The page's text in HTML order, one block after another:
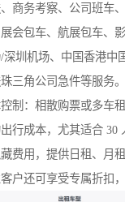
商务考察、公司班车
会包车、航展包车、
深圳机场、中国香港中
三角公司急件等服务。
制：相散购票或多车
行成本，尤其适合 30
费用，提供日租、月
户还可享受专属折扣，